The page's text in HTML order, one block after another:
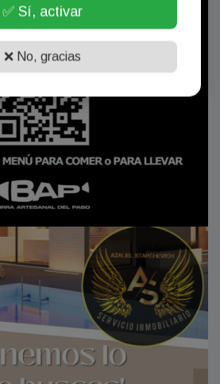
✅ Sí, activar
❌ No, gracias